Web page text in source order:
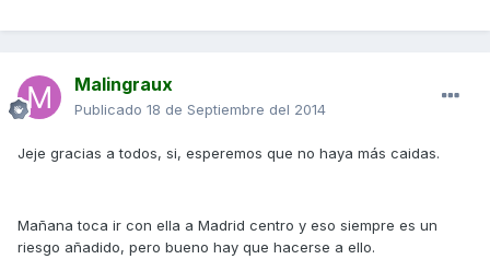
Malingraux
Publicado 18 de Septiembre del 2014
Jeje gracias a todos, si, esperemos que no haya más caidas.
Mañana toca ir con ella a Madrid centro y eso siempre es un
riesgo añadido, pero bueno hay que hacerse a ello.